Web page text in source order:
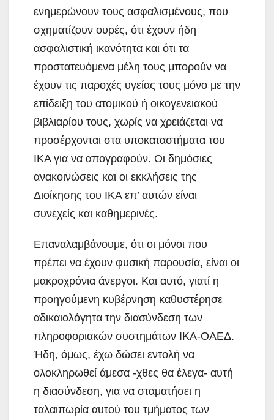
ενημερώνουν τους ασφαλισμένους, που
σχηματίζουν ουρές, ότι έχουν ήδη
ασφαλιστική ικανότητα και ότι τα
προστατευόμενα μέλη τους μπορούν να
έχουν τις παροχές υγείας τους μόνο με την
επίδειξη του ατομικού ή οικογενειακού
βιβλιαρίου τους, χωρίς να χρειάζεται να
προσέρχονται στα υποκαταστήματα του
ΙΚΑ για να απογραφούν. Οι δημόσιες
ανακοινώσεις και οι εκκλήσεις της
Διοίκησης του ΙΚΑ επ’ αυτών είναι
συνεχείς και καθημερινές.
Επαναλαμβάνουμε, ότι οι μόνοι που
πρέπει να έχουν φυσική παρουσία, είναι οι
μακροχρόνια άνεργοι. Και αυτό, γιατί η
προηγούμενη κυβέρνηση καθυστέρησε
αδικαιολόγητα την διασύνδεση των
πληροφοριακών συστημάτων ΙΚΑ-ΟΑΕΔ.
Ήδη, όμως, έχω δώσει εντολή να
ολοκληρωθεί άμεσα -χθες θα έλεγα- αυτή
η διασύνδεση, για να σταματήσει η
ταλαιπωρία αυτού του τμήματος των